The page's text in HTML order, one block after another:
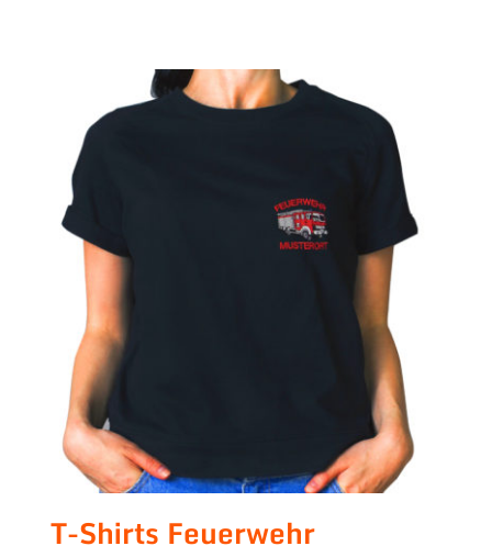
T-Shirts Feuerwehr